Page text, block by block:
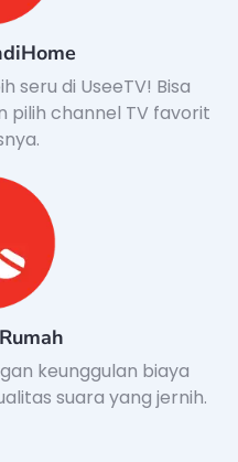
seru di UseeTV! Bisa
pilih channel TV favorit
keunggulan biaya
suara yang jernih.